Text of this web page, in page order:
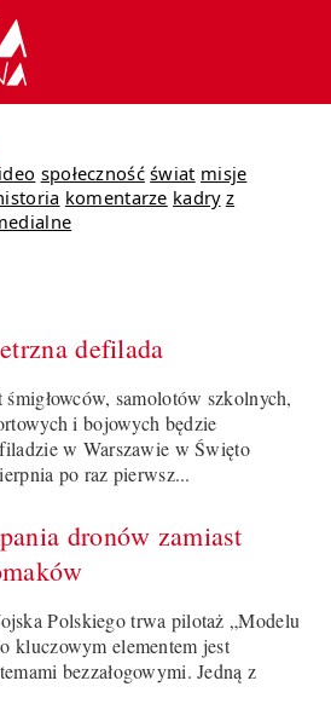
społeczność świat misje
komentarze kadry z
defilada
śmigłowców, samolotów szkolnych,
i bojowych będzie
w Warszawie w Święto
po raz pierwsz...
dronów zamiast
Polskiego trwa pilotaż „Modelu
kluczowym elementem jest
bezzałogowymi. Jedną z